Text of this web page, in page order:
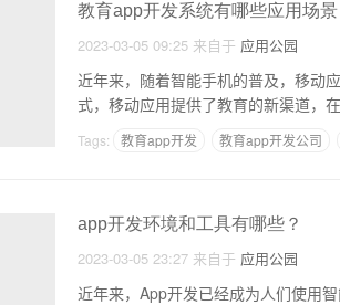
教育app开发系统有哪些应用场景
2023-03-05 09:25 来自于 应用公园
近年来，随着智能手机的普及，移动
式，移动应用提供了教育的新渠道，
Tags: 教育app开发 教育app开发公司
app开发环境和工具有哪些？
2023-03-05 23:27 来自于 应用公园
近年来，App开发已经成为人们使用